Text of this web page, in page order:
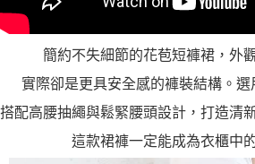
簡約不失細節的花苞短褲裙，外
實際卻是更具安全感的褲裝結構。選
搭配高腰抽繩與鬆緊腰頭設計，打造清
這款裙褲一定能成為衣櫃中